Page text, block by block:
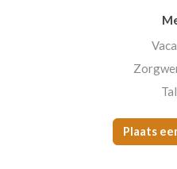
Plaats